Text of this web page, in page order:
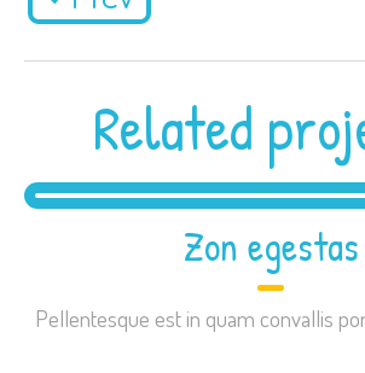
Related
Zon egestas
Pellentesque est in quam convallis